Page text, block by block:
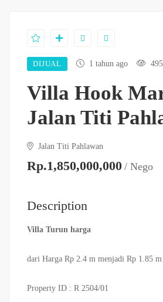
DIJUAL 1 tahun ago
Villa Hook
Jalan Titi
Jalan Titi Pahlawan
Rp.1,850,000,000 / Nego
Description
Villa Turun harga
dari Harga Rp 2.4 m menjadi Rp 1.85 m
Property ID : R 2504/01